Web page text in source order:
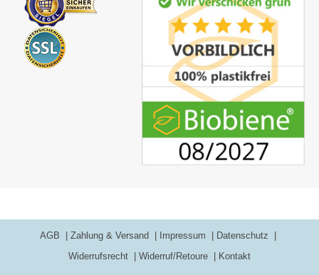
AGB Zahlung & Versand Impressum
Datenschutz
Widerrufsrecht
Widerruf/Retoure Kontakt